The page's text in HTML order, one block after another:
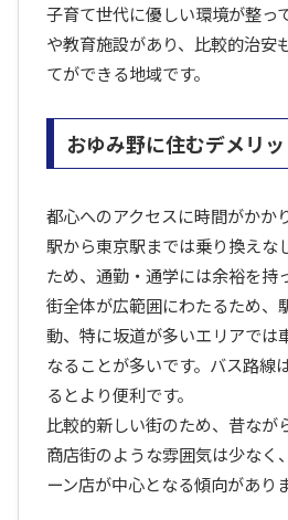
子育て世代に優しい環境が整っ
や教育施設があり、比較的治安
てができる地域です。
おゆみ野に住むデメリッ
都心へのアクセスに時間がかか
駅から東京駅までは乗り換えな
ため、通勤・通学には余裕を持
街全体が広範囲にわたるため、
動、特に坂道が多いエリアでは
なることが多いです。バス路線
るとより便利です。
比較的新しい街のため、昔なが
商店街のような雰囲気は少なく
ーン店が中心となる傾向がありま